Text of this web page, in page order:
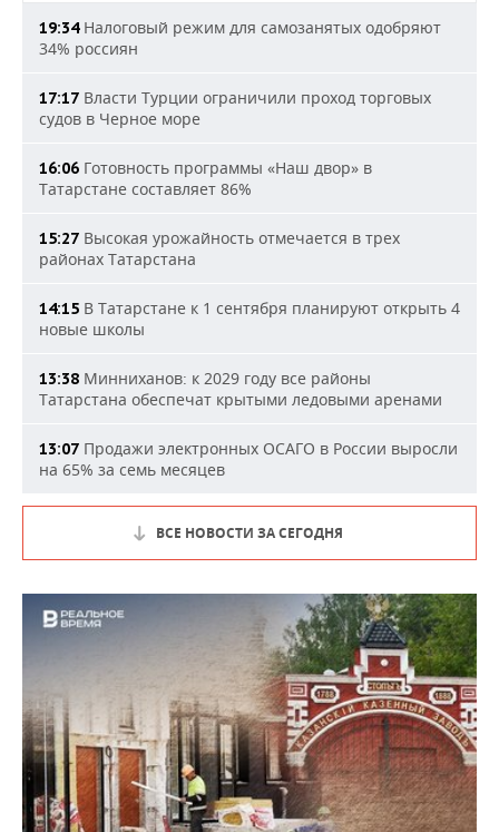
19:34Налоговый режим для самозанятых одобряют
34% россиян
17:17 Власти Турции ограничили проход торговых
судов в Черное море
16:06 Готовность программы «Наш двор» в
Татарстане составляет 86%
15:27 Высокая урожайность отмечается в трех
районах Татарстана
14:15 В Татарстане к 1 сентября планируют открыть 4
новые школы
13:38 Минниханов: к 2029 году все районы
Татарстана обеспечат крытыми ледовыми аренами
13:07 Продажи электронных ОСАГО в России выросли
на 65% за семь месяцев
ВСЕ НОВОСТИ ЗА СЕГОДНЯ